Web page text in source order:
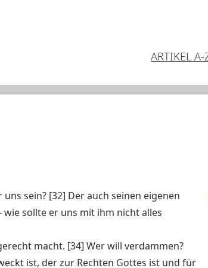
ARTIKEL A-
sein? [32] Der auch seinen eigenen
sollte er uns mit ihm nicht alles
macht. [34] Wer will verdammen?
ist, der zur Rechten Gottes ist und für